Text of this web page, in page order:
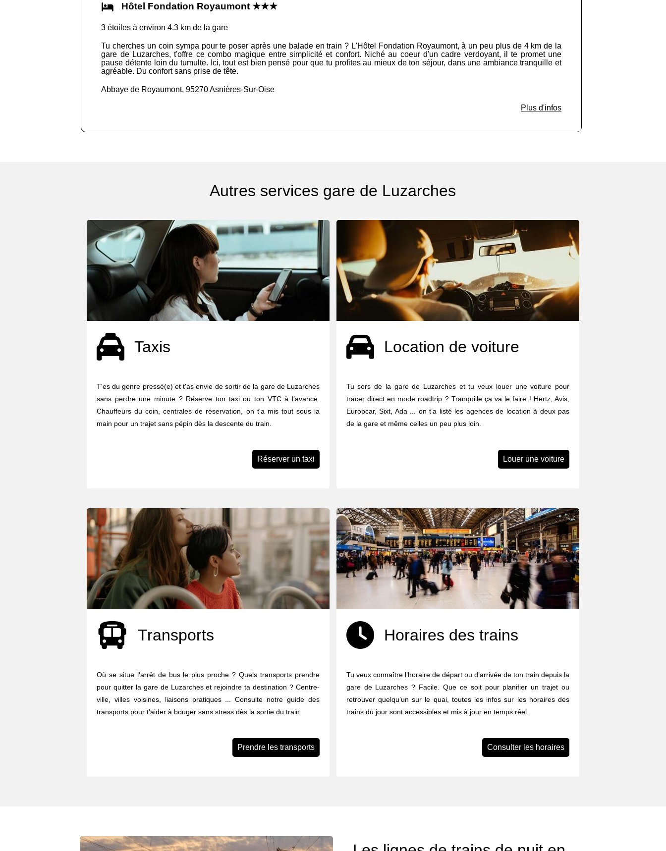
Hôtel Fondation Royaumont ★★★
3 étoiles à environ 4.3 km de la gare
Tu cherches un coin sympa pour te poser après une balade en train ? L'Hôtel Fondation Royaumont, à un peu plus de 4 km de la
gare de Luzarches, t'offre ce combo magique entre simplicité et confort. Niché au coeur d'un cadre verdoyant, il te promet une
pause détente loin du tumulte. Ici, tout est bien pensé pour que tu profites au mieux de ton séjour, dans une ambiance tranquille et
agréable. Du confort sans prise de tête.
Abbaye de Royaumont, 95270 Asnières-Sur-Oise
Plus d'infos
Autres services gare de Luzarches
Taxis
T'es du genre pressé(e) et t'as envie de sortir de la gare de Luzarches
sans perdre une minute ? Réserve ton taxi ou ton VTC à l’avance.
Chauffeurs du coin, centrales de réservation, on t'a mis tout sous la
main pour un trajet sans pépin dès la descente du train.
Réserver un taxi
Location de voiture
Tu sors de la gare de Luzarches et tu veux louer une voiture pour
tracer direct en mode roadtrip ? Tranquille ça va le faire ! Hertz, Avis,
Europcar, Sixt, Ada ... on t’a listé les agences de location à deux pas
de la gare et même celles un peu plus loin.
Louer une voiture
Transports
Où se situe l’arrêt de bus le plus proche ? Quels transports prendre
pour quitter la gare de Luzarches et rejoindre ta destination ? Centre-
ville, villes voisines, liaisons pratiques ... Consulte notre guide des
transports pour t’aider à bouger sans stress dès la sortie du train.
Prendre les transports
Horaires des trains
Tu veux connaître l’horaire de départ ou d’arrivée de ton train depuis la
gare de Luzarches ? Facile. Que ce soit pour planifier un trajet ou
retrouver quelqu’un sur le quai, toutes les infos sur les horaires des
trains du jour sont accessibles et mis à jour en temps réel.
Consulter les horaires